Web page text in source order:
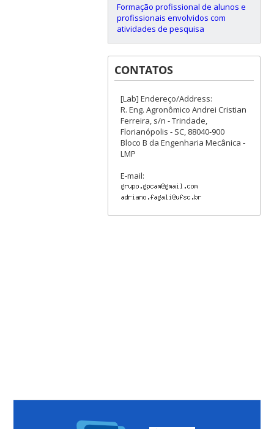
Formação profissional de alunos e
profissionais envolvidos com
atividades de pesquisa
CONTATOS
[Lab] Endereço/Address:
R. Eng. Agronômico Andrei Cristian
Ferreira, s/n - Trindade,
Florianópolis - SC, 88040-900
Bloco B da Engenharia Mecânica -
LMP
E-mail: